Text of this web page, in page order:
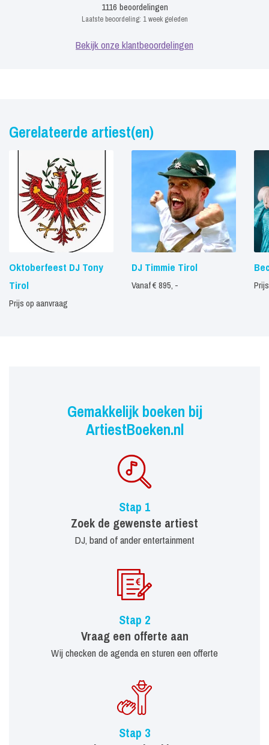
1116 beoordelingen
Laatste beoordeling: 1 week geleden
Bekijk onze klantbeoordelingen
Gerelateerde artiest(en)
Oktoberfeest DJ Tony
Tirol
Prijs op aanvraag
DJ Timmie Tirol
Vanaf € 895, -
Gemakkelijk boeken bij
ArtiestBoeken.nl
Stap 1
Zoek de gewenste artiest
DJ, band of ander entertainment
Stap 2
Vraag een offerte aan
Wij checken de agenda en sturen een offerte
Stap 3